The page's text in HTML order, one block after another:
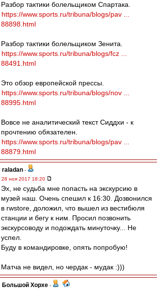
Разбор тактики болельщиком Спартака.
https://www.sports.ru/tribuna/blogs/pav ...
88898.html
Разбор тактики болельщиком Зенита.
https://www.sports.ru/tribuna/blogs/fcz ...
88491.html
Это обзор европейской прессы.
https://www.sports.ru/tribuna/blogs/nov ...
88995.html
Вовсе не аналитический текст Сиддхи - к
прочтению обязателен.
https://www.sports.ru/tribuna/blogs/pav ...
88879.html
raladan -
28 ноя 2017 18:20
Эх, не судьба мне попасть на экскурсию в
музей наш. Очень спешил к 16:30. Дозвонился
в rwstore, доложил, что вышел из вестибюля
станции и бегу к ним. Просил позвонить
экскурсоводу и подождать минуточку... Не
успел.
Буду в командировке, опять попробую!
Матча не видел, но чердак - мудак :)))
Большой Хорхе -